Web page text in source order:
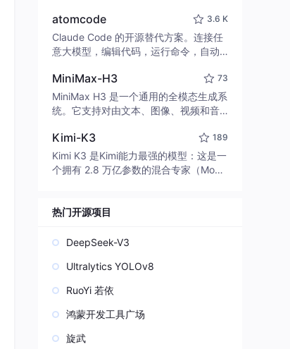
atomcode 3.6 K
Claude Code 的开源替代方案。连接任
意大模型，编辑代码，运行命令，自动
致性能。 ｜ An open-source alternativ
e to Claude Code. Connect any LLM,
edit code, run commands, and verify
MiniMax-H3 73
MiniMax H3 是一个通用的全模态生成系
统。它支持对由文本、图像、视频和音
并能生成分辨率高达 2K、时长可达 15
秒的带原生立体声音频的视频。得益于
面向任务泛化的系统设计，H3 在预训练
模态指令。
Kimi-K3 189
Kimi K3 是Kimi能力最强的模型：这是一
个拥有 2.8 万亿参数的混合专家（Mo
热门开源项目
DeepSeek-V3
Ultralytics YOLOv8
RuoYi 若依
鸿蒙开发工具广场
旋武